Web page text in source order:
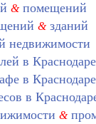
& помещений
& зданий
недвижимости
в Краснодаре
в Краснодаре
в
&